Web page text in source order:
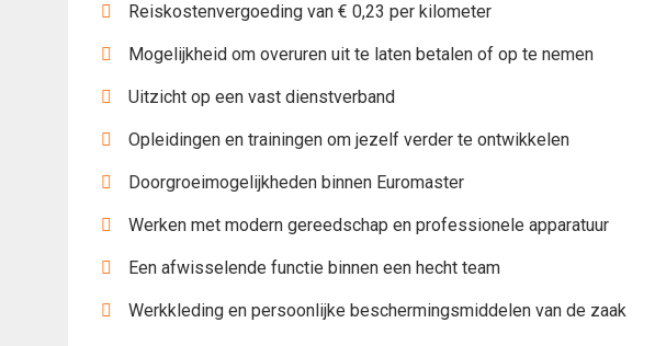
Reiskostenvergoeding van € 0,23 per kilometer
Mogelijkheid om overuren uit te laten betalen of op te nemen
Uitzicht op een vast dienstverband
Opleidingen en trainingen om jezelf verder te ontwikkelen
Doorgroeimogelijkheden binnen Euromaster
Werken met modern gereedschap en professionele apparatuur
Een afwisselende functie binnen een hecht team
Werkkleding en persoonlijke beschermingsmiddelen van de zaak